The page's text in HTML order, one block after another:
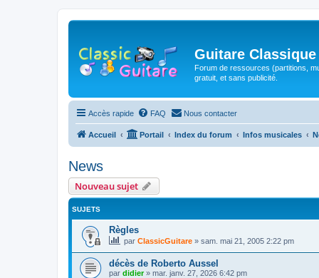
Guitare Classique
Forum de ressources (partitions,
gratuit, et sans publicité.
Accès rapide FAQ Nous contacter
Accueil Portail Index du forum Infos musicales
News
Nouveau sujet
SUJETS
Règles
par ClassicGuitare » sam. mai 21, 2005 2:22 pm
décès de Roberto Aussel
par didier» mar. janv. 27, 2026 6:42 pm